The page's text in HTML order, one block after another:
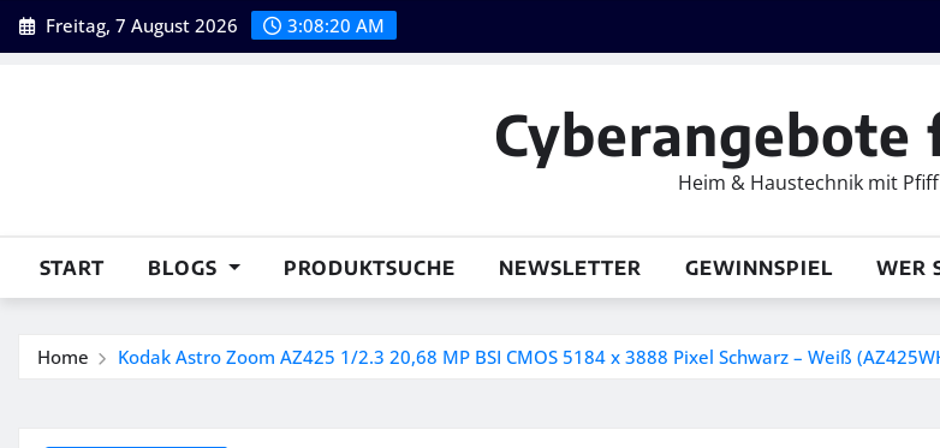
Skip
to
Freitag, 7 August 2026 3:08:21 AM
Cyberangebote
Heim & Haustechnik mit Pfiff
START BLOGS PRODUKTSUCHE NEWSLETTER GEWINNSPIEL WER
Home Kodak Astro Zoom AZ425 1/2.3 20,68 MP BSI CMOS 5184 x 3888 Pixel Schwarz – Weiß